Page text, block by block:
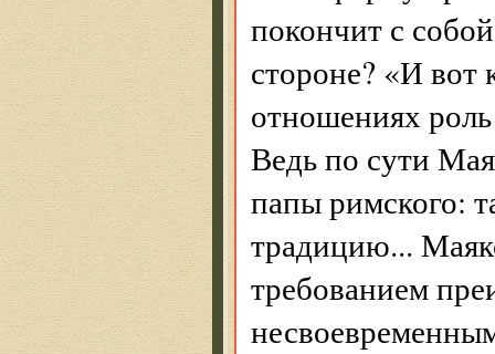
покончит с
стороне? «И
отношениях
Ведь по сути
папы римского:
традицию...
требованием